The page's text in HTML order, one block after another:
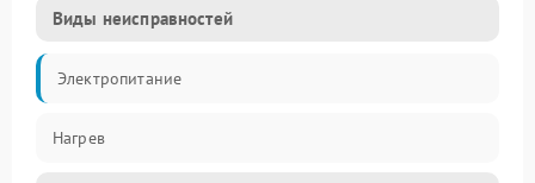
Виды неисправностей
Электропитание
Нагрев